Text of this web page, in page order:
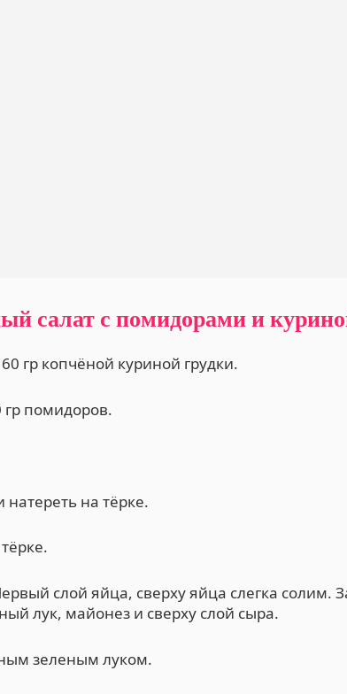
салат с помидорами и
гр копчёной куриной грудки.
помидоров.
на тёрке.
слой яйца, сверху яйца слегка солим.
лук, майонез и сверху слой сыра.
зеленым луком.